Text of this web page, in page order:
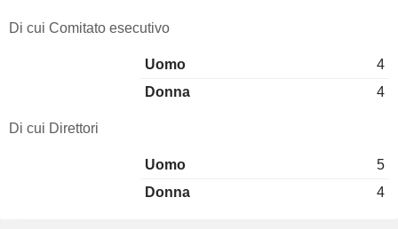
Di cui Comitato esecutivo
Uomo
4
Donna
4
Di cui Direttori
Uomo
5
Donna
4